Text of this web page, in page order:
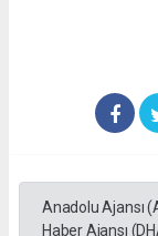
Anadolu Ajansı
Haber Ajansı